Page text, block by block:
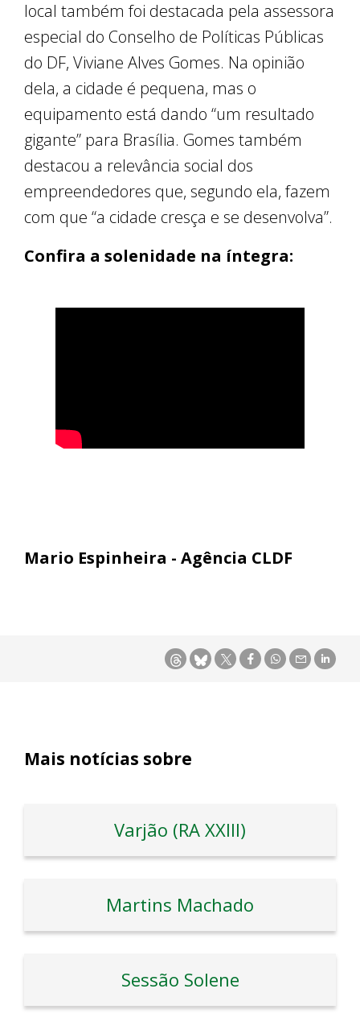
local também foi destacada pela assessora
especial do Conselho de Políticas Públicas
do DF, Viviane Alves Gomes. Na opinião
dela, a cidade é pequena, mas o
equipamento está dando “um resultado
gigante” para Brasília. Gomes também
destacou a relevância social dos
empreendedores que, segundo ela, fazem
com que “a cidade cresça e se desenvolva”.
Confira a solenidade na íntegra:
Mario Espinheira - Agência CLDF
Mais notícias sobre
Varjão (RA XXIII)
Martins Machado
Sessão Solene